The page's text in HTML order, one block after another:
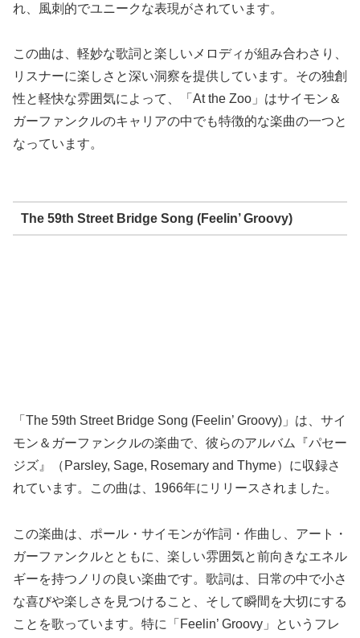
れ、風刺的でユニークな表現がされています。
この曲は、軽妙な歌詞と楽しいメロディが組み合わさり、
リスナーに楽しさと深い洞察を提供しています。その独創
性と軽快な雰囲気によって、「At the Zoo」はサイモン＆
ガーファンクルのキャリアの中でも特徴的な楽曲の一つと
なっています。
The 59th Street Bridge Song (Feelin’ Groovy)
「The 59th Street Bridge Song (Feelin’ Groovy)」は、サイ
モン＆ガーファンクルの楽曲で、彼らのアルバム『パセー
ジズ』（Parsley, Sage, Rosemary and Thyme）に収録さ
れています。この曲は、1966年にリリースされました。
この楽曲は、ポール・サイモンが作詞・作曲し、アート・
ガーファンクルとともに、楽しい雰囲気と前向きなエネル
ギーを持つノリの良い楽曲です。歌詞は、日常の中で小さ
な喜びや楽しさを見つけること、そして瞬間を大切にする
ことを歌っています。特に「Feelin’ Groovy」というフレ